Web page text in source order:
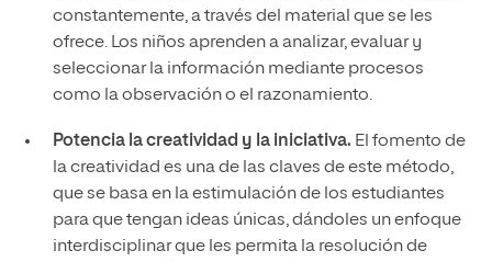
constantemente, a través del material que se les
ofrece. Los niños aprenden a analizar, evaluar y
seleccionar la información mediante procesos
como la observación o el razonamiento.
Potencia la creatividad y la iniciativa. El fomento de
la creatividad es una de las claves de este método,
que se basa en la estimulación de los estudiantes
para que tengan ideas únicas, dándoles un enfoque
interdisciplinar que les permita la resolución de